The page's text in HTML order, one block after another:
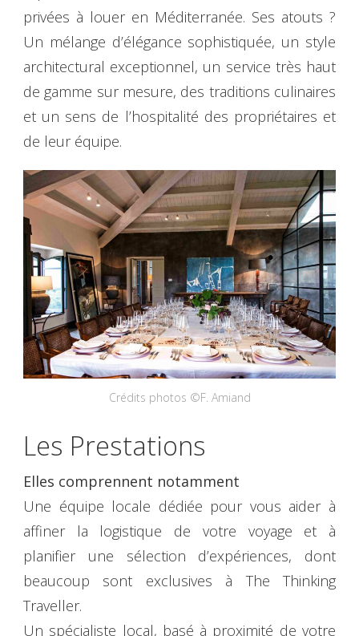
privées à louer en Méditerranée. Ses atouts ?
Un mélange d’élégance sophistiquée, un style
architectural exceptionnel, un service très haut
de gamme sur mesure, des traditions culinaires
et un sens de l’hospitalité des propriétaires et
de leur équipe.
Crédits photos ©F. Amiand
Les Prestations
Elles comprennent notamment
Une équipe locale dédiée pour vous aider à
affiner la logistique de votre voyage et à
planifier une sélection d’expériences, dont
beaucoup sont exclusives à The Thinking
Traveller.
Un spécialiste local, basé à proximité de votre